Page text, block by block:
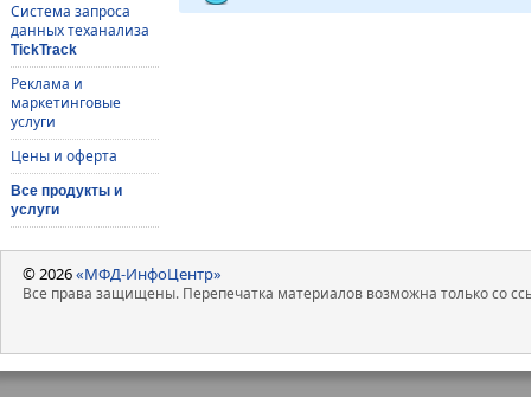
Система запроса
данных теханализа
TickTrack
Реклама и
маркетинговые
услуги
Цены и оферта
Все продукты и
услуги
© 2026«МФД-ИнфоЦентр»
Все права защищены. Перепечатка материалов возможна только со